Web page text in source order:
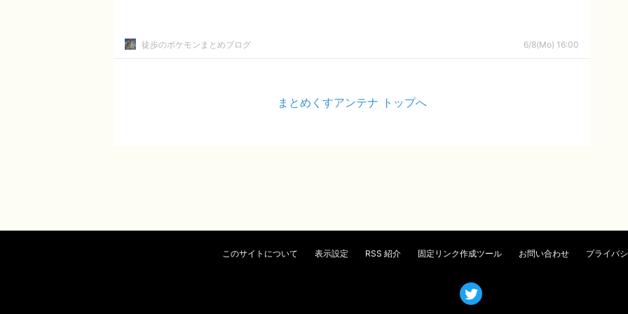
徒歩のポケモンまとめブログ 6/8(Mo) 16:00
まとめくすアンテナ トップへ
このサイトについて 表示設定 RSS 紹介 固定リンク作成ツール お問い合わせ プライバ